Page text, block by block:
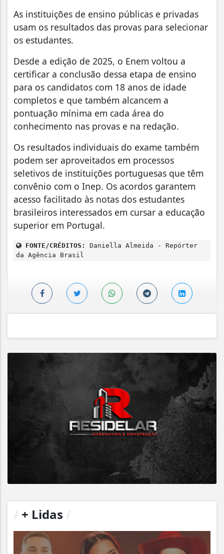
As instituições de ensino públicas e privadas
usam os resultados das provas para selecionar
os estudantes.
Desde a edição de 2025, o Enem voltou a
certificar a conclusão dessa etapa de ensino
para os candidatos com 18 anos de idade
completos e que também alcancem a
pontuação mínima em cada área do
conhecimento nas provas e na redação.
Os resultados individuais do exame também
podem ser aproveitados em processos
seletivos de instituições portuguesas que têm
convênio com o Inep. Os acordos garantem
acesso facilitado às notas dos estudantes
brasileiros interessados em cursar a educação
superior em Portugal.
FONTE/CRÉDITOS:
Daniella Almeida - Repórter
da Agência Brasil
+ Lidas